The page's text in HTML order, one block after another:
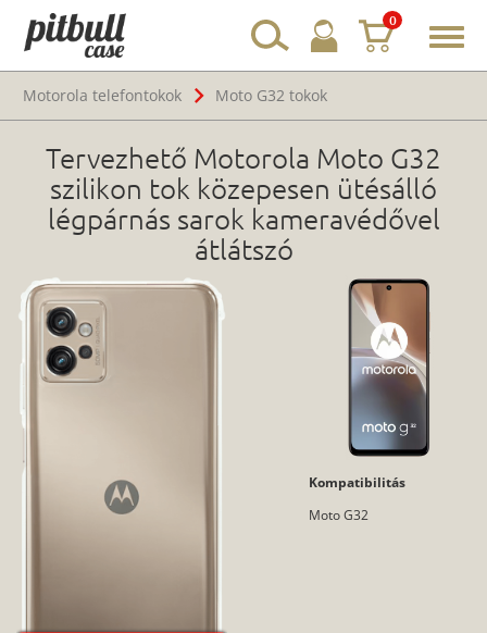
0
Motorola telefontokok
Moto G32 tokok
Tervezhető Motorola Moto G32
szilikon tok közepesen ütésálló
légpárnás sarok kameravédővel
átlátszó
Kompatibilitás
Moto G32